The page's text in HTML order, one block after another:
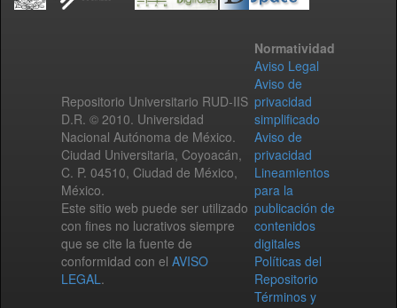
Repositorio Universitario RUD-IIS
D.R. © 2010. Universidad
Nacional Autónoma de México.
Ciudad Universitaria, Coyoacán,
C. P. 04510, Ciudad de México,
México.
Este sitio web puede ser utilizado
con fines no lucrativos siempre
que se cite la fuente de
conformidad con el AVISO
LEGAL.
Normatividad
Aviso Legal
Aviso de
privacidad
simplificado
Aviso de
privacidad
Lineamientos
para la
publicación de
contenidos
digitales
Políticas del
Repositorio
Términos y